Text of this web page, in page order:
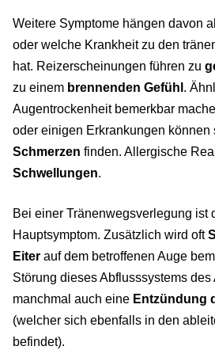
Weitere Symptome hängen davon
oder welche Krankheit zu den
hat. Reizerscheinungen führen zu
zu einem brennenden Gefühl .
Augentrockenheit bemerkbar
oder einigen Erkrankungen können
Schmerzen finden. Allergische
Schwellungen.
Bei einer Tränenwegsverlegung ist
Hauptsymptom. Zusätzlich wird oft
Eiter auf dem betroffenen Auge
Störung dieses Abflusssystems des
manchmal auch eine Entzündung
(welcher sich ebenfalls in den
befindet).